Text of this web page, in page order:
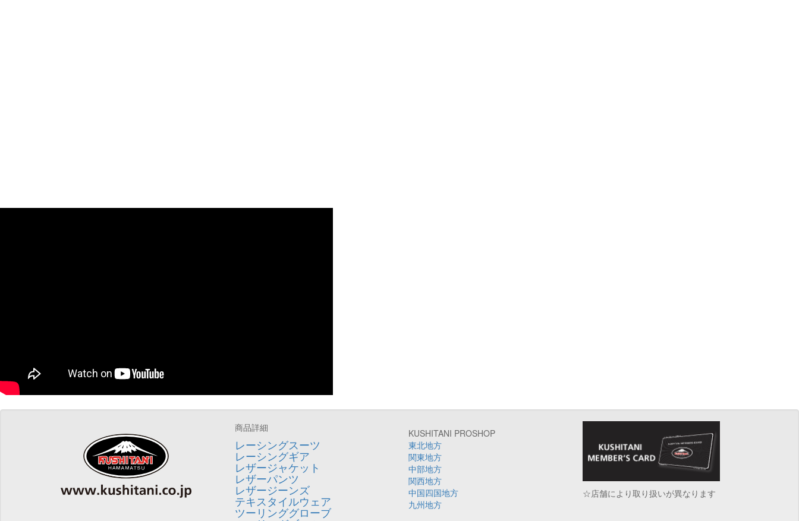
商品詳細
レーシングスーツ
レーシングギア
レザージャケット
レザーパンツ
レザージーンズ
テキスタイルウェア
ツーリンググローブ
KUSHITANI PROSHOP
東北地方
関東地方
中部地方
関西地方
中国四国地方
九州地方
☆店舗により取り扱いが異なります